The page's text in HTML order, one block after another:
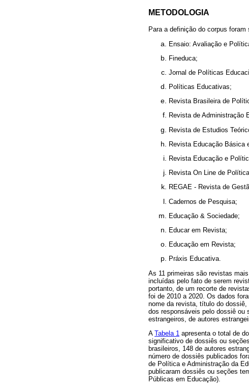
METODOLOGIA
Para a definição do corpus
Ensaio: Avaliação e
Fineduca;
Jornal de Políticas
Políticas Educativas;
Revista Brasileira de
Revista de Administração
Revista de Estudios
Revista Educação Básica
Revista Educação e
Revista On Line de
REGAE - Revista de
Cadernos de Pesquisa;
Educação & Sociedade;
Educar em Revista;
Educação em Revista;
Práxis Educativa.
As 11 primeiras são revistas
incluídas pelo fato de serem
portanto, de um recorte de
foi de 2010 a 2020. Os dados
nome da revista, título do
dos responsáveis pelo dossiê ou
estrangeiros, de autores
A Tabela 1 apresenta o total de
significativo de dossiês ou
brasileiros, 148 de autores
número de dossiês publicados
de Política e Administração da
publicaram dossiês ou seções
Públicas em Educação).